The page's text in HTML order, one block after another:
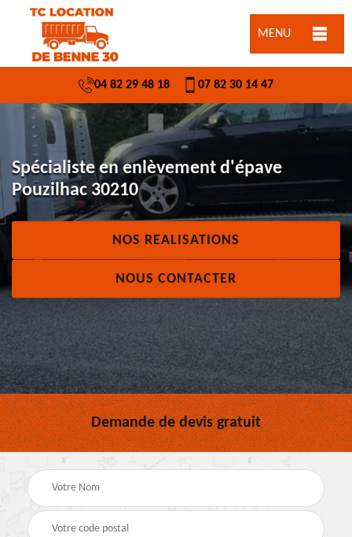
MENU
04 82 29 48 18 07 82 30 14 47
Spécialiste en enlèvement d'épave
Pouzilhac 30210
NOS REALISATIONS
NOUS CONTACTER
Demande de devis gratuit